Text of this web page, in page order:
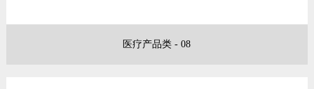
医疗产品类 - 08